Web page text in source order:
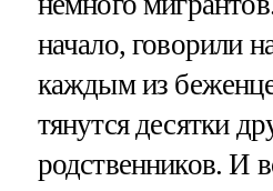
начало, говорили
каждым из
тянутся десятки
родственников. И